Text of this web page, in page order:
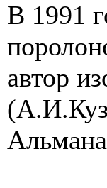
В 1991
автор